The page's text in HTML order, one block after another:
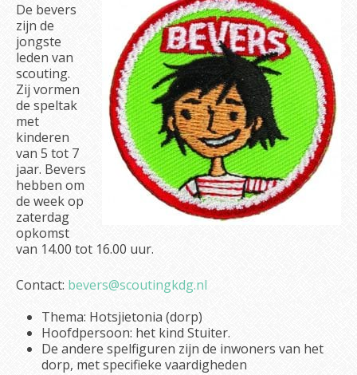
De bevers
zijn de
jongste
leden van
scouting.
Zij vormen
de speltak
met
kinderen
van 5 tot 7
jaar. Bevers
hebben om
de week op
zaterdag
opkomst
van 14.00 tot 16.00 uur.
Contact: bevers@scoutingkdg.nl
Thema: Hotsjietonia (dorp)
Hoofdpersoon: het kind Stuiter.
De andere spelfiguren zijn de inwoners van het
dorp, met specifieke vaardigheden